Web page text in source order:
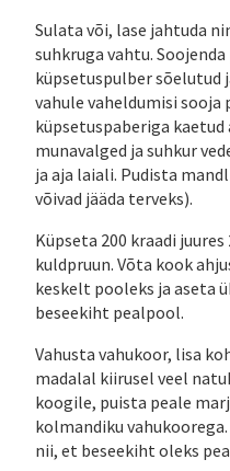
Sulata või, lase jahtuda
suhkruga vahtu.
küpsetuspulber sõelutud
vahule vaheldumisi sooja
küpsetuspaberiga kaetud
munavalged ja suhkur
ja aja laiali. Pudista
võivad jääda terveks).
Küpseta 200 kraadi
kuldpruun. Võta kook
keskelt pooleks ja aseta
beseekiht pealpool.
Vahusta vahukoor, lisa
madalal kiirusel veel
koogile, puista peale
kolmandiku
nii, et beseekiht oleks